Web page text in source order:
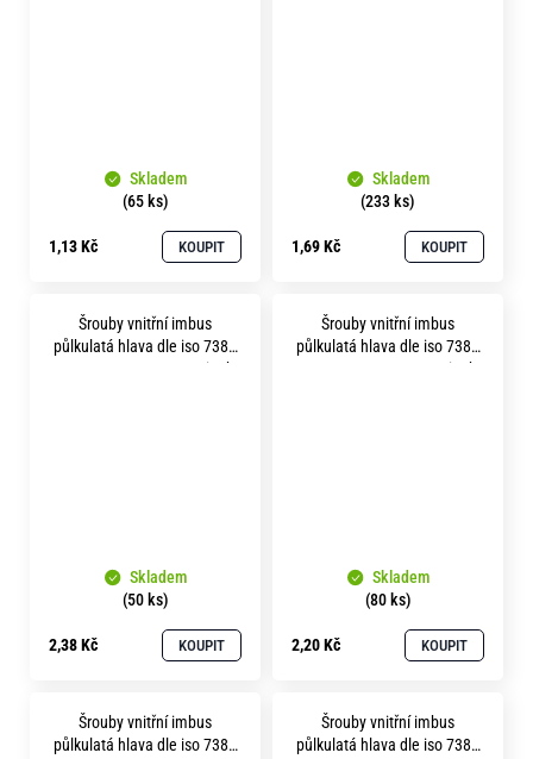
Skladem
(65 ks)
1,13 Kč KOUPIT
Skladem
(233 ks)
1,69 Kč KOUPIT
Šrouby vnitřní imbus
půlkulatá hlava dle iso 7380
Skladem
(50 ks)
2,38 Kč KOUPIT
Šrouby vnitřní imbus
půlkulatá hlava dle iso 7380
Skladem
(80 ks)
2,20 Kč KOUPIT
Šrouby vnitřní imbus
půlkulatá hlava dle iso 7380
Šrouby vnitřní imbus
půlkulatá hlava dle iso 7380